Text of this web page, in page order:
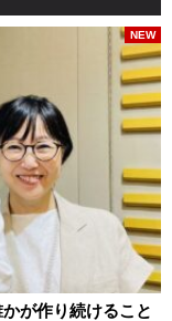
が作り続けること
NEW